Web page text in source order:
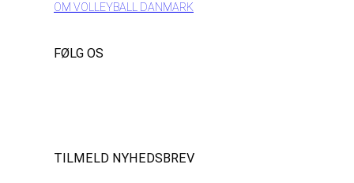
OM VOLLEYBALL DANMARK
FØLG OS
TILMELD NYHEDSBREV